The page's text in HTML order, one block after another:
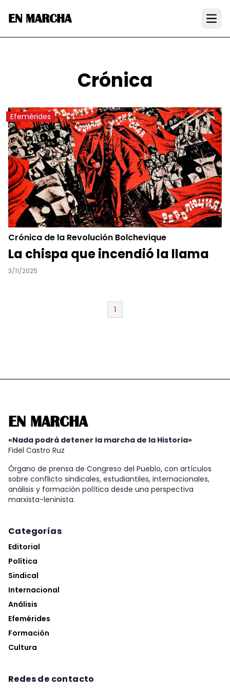
EN MARCHA
Crónica
Efemérides
Crónica de la Revolución Bolchevique
La chispa que incendió la llama
3/11/2025
1
EN MARCHA
«Nada podrá detener la marcha de la Historia»
Fidel Castro Ruz
Órgano de prensa de Congreso del Pueblo, con artículos
sobre conflicto sindicales, estudiantiles, internacionales,
análisis y formación política desde una perspectiva
marxista-leninista.
Categorías
Editorial
Política
Sindical
Internacional
Análisis
Efemérides
Formación
Cultura
Redes de contacto